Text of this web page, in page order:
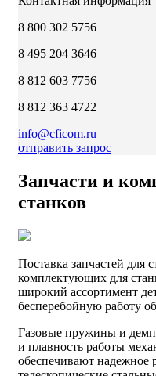
8 800 302 5756
8 495 204 3646
8 812 603 7756
8 812 363 4722
info@cficom.ru
отправить запрос
Запчасти и
станков
Поставка запчастей для
комплектующих для
широкий ассортимент
бесперебойную работу
Газовые пружины и
и плавность работы
обеспечивают надежное